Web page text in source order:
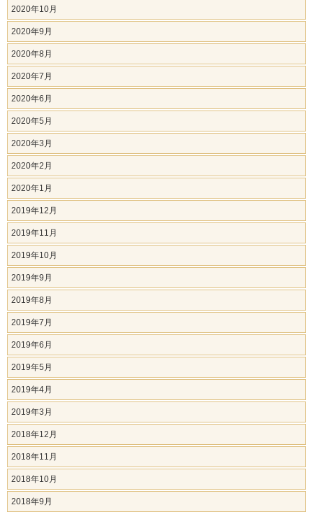
2020年10月
2020年9月
2020年8月
2020年7月
2020年6月
2020年5月
2020年3月
2020年2月
2020年1月
2019年12月
2019年11月
2019年10月
2019年9月
2019年8月
2019年7月
2019年6月
2019年5月
2019年4月
2019年3月
2018年12月
2018年11月
2018年10月
2018年9月